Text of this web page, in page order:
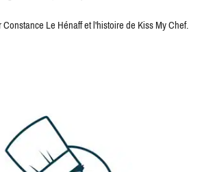
Le Hénaff et l'histoire de Kiss My Chef.